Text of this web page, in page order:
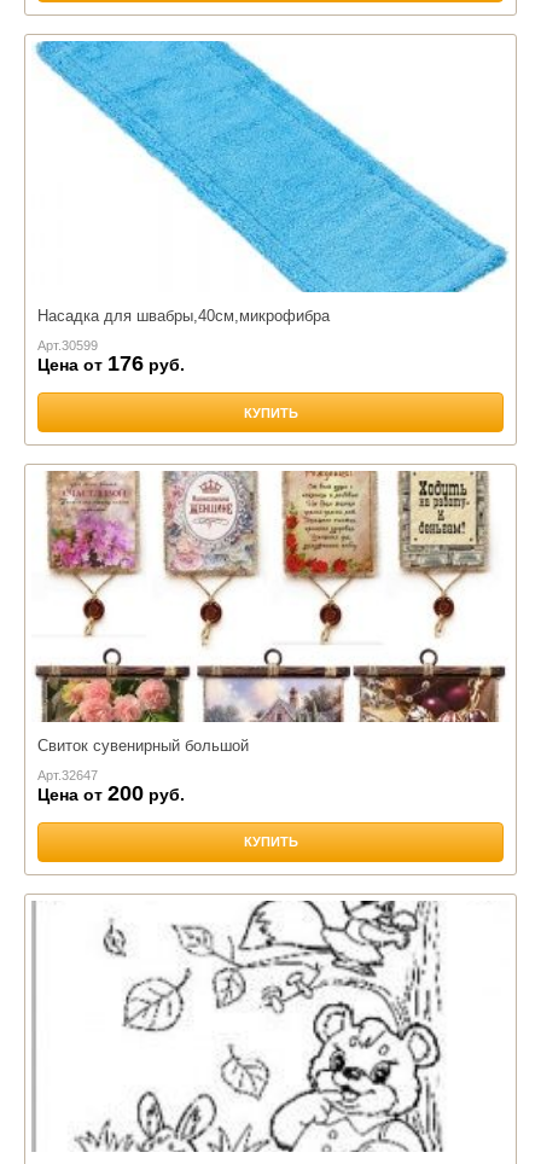
Насадка для швабры,40см,микрофибра
Арт.30599
Цена от 176 руб.
КУПИТЬ
Свиток сувенирный большой
Арт.32647
Цена от 200 руб.
КУПИТЬ